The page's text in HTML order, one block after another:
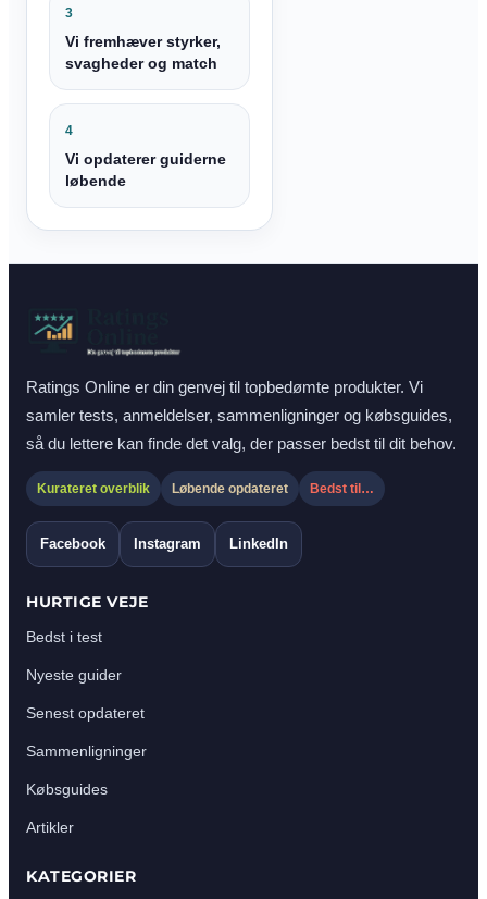
3
Vi fremhæver styrker,
svagheder og match
4
Vi opdaterer guiderne
løbende
Ratings Online er din genvej til topbedømte produkter. Vi
samler tests, anmeldelser, sammenligninger og købsguides,
så du lettere kan finde det valg, der passer bedst til dit behov.
Kurateret overblik Løbende opdateret Bedst til…
Facebook Instagram LinkedIn
HURTIGE VEJE
Bedst i test
Nyeste guider
Senest opdateret
Sammenligninger
Købsguides
Artikler
KATEGORIER